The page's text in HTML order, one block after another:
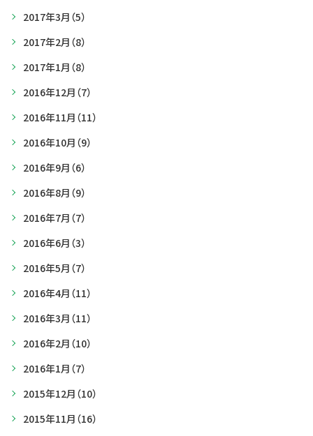
2017年3月 （5）
2017年2月 （8）
2017年1月 （8）
2016年12月 （7）
2016年11月 （11）
2016年10月 （9）
2016年9月 （6）
2016年8月 （9）
2016年7月 （7）
2016年6月 （3）
2016年5月 （7）
2016年4月 （11）
2016年3月 （11）
2016年2月 （10）
2016年1月 （7）
2015年12月 （10）
2015年11月 （16）